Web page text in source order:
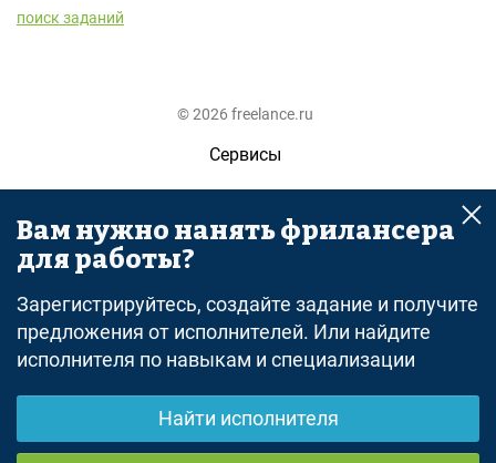
поиск заданий
© 2026 freelance.ru
Сервисы
Помощь
Поиск
Оферта
Политика конфиденциальности
Дисклеймер о ЗоЗПП
Отказ от ответственности
Вам нужно нанять фрилансера
для работы?
Зарегистрируйтесь, создайте задание и получите
предложения от исполнителей. Или найдите
исполнителя по навыкам и специализации
Найти исполнителя